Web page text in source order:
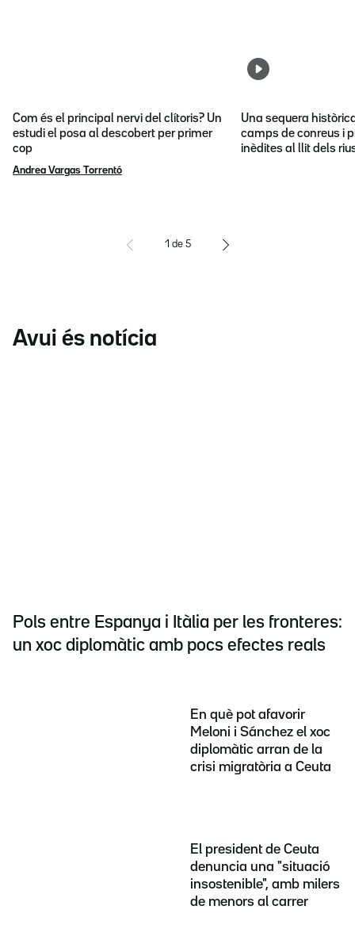
Com és el principal nervi del clítoris? Un
estudi el posa al descobert per primer
cop
Andrea Vargas Torrentó
Una sequera
camps de conreus i
inèdites al llit dels
1 de 5
Avui és notícia
Pols entre Espanya i Itàlia per les fronteres:
un xoc diplomàtic amb pocs efectes reals
En què pot afavorir
Meloni i Sánchez el xoc
diplomàtic arran de la
crisi migratòria a Ceuta
El president de Ceuta
denuncia una "situació
insostenible", amb milers
de menors al carrer